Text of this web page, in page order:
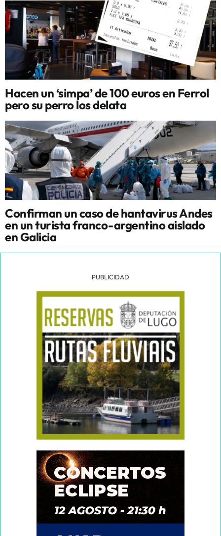
Hacen un ‘simpa’ de 100 euros en Ferrol
pero su perro los delata
Confirman un caso de hantavirus Andes
en un turista franco-argentino aislado
en Galicia
PUBLICIDAD